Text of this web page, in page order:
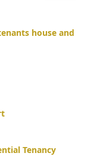
house and
Tenancy